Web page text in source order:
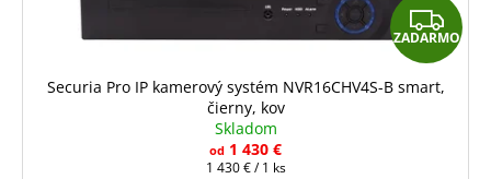
Z
A
D
ZADARMO
Securia Pro IP kamerový systém NVR16CHV4S-B smart,
čierny, kov
Skladom
od 1 430 €
Jednotková
1 430 € / 1 ks